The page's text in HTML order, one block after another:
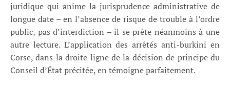
juridique qui anime la jurisprudence administrative de
longue date – en l’absence de risque de trouble à l’ordre
public, pas d’interdiction – il se prête néanmoins à une
autre lecture. L’application des arrêtés anti-burkini en
Corse, dans la droite ligne de la décision de principe du
Conseil d’État précitée, en témoigne parfaitement.